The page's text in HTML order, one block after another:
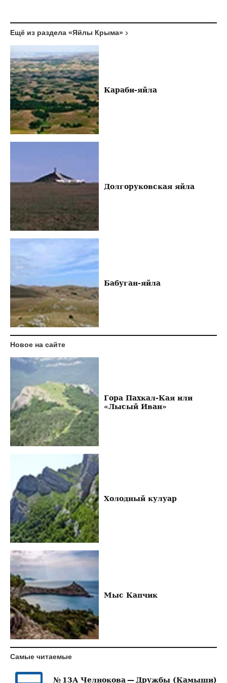
Ещё из раздела «Яйлы Крыма»
Караби-яйла
Долгоруковская яйла
Бабуган-яйла
Новое на сайте
Гора Пахкал-Кая или
«Лысый Иван»
Холодный кулуар
Мыс Капчик
Самые читаемые
№ 13А Челнокова — Дружбы (Камыши)